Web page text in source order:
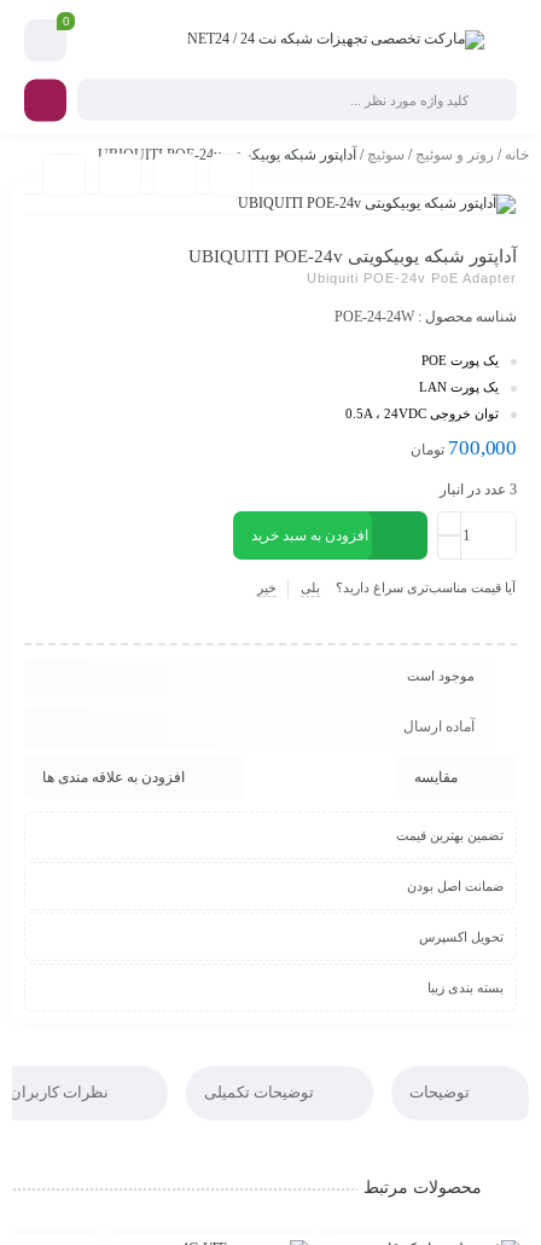
0
خانه / روتر و سوئیج / سوئیچ / آداپتور شبکه یوبیکویتی UBIQUITI POE-24v
آداپتور شبکه یوبیکویتی UBIQUITI POE-24v
Ubiquiti POE-24v PoE Adapter
شناسه محصول : POE-24-24W
یک پورت POE
یک پورت LAN
توان خروجی 0.5A ، 24VDC
700,000 تومان
3 عدد در انبار
افزودن به سبد خرید
آیا قیمت مناسب‌تری سراغ دارید؟ بلی خیر
موجود است
آماده ارسال
مقایسه افزودن به علاقه مندی ها
تضمین بهترین قیمت
ضمانت اصل بودن
تحویل اکسپرس
بسته بندی زیبا
توضیحات توضیحات تکمیلی نظرات کاربران
محصولات مرتبط